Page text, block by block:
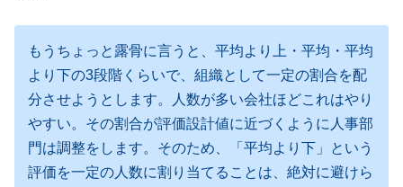
もうちょっと露骨に言うと、平均より上・平均・平均
より下の3段階くらいで、組織として一定の割合を配
分させようとします。人数が多い会社ほどこれはやり
やすい。その割合が評価設計値に近づくように人事部
門は調整をします。そのため、「平均より下」という
評価を一定の人数に割り当てることは、絶対に避けら